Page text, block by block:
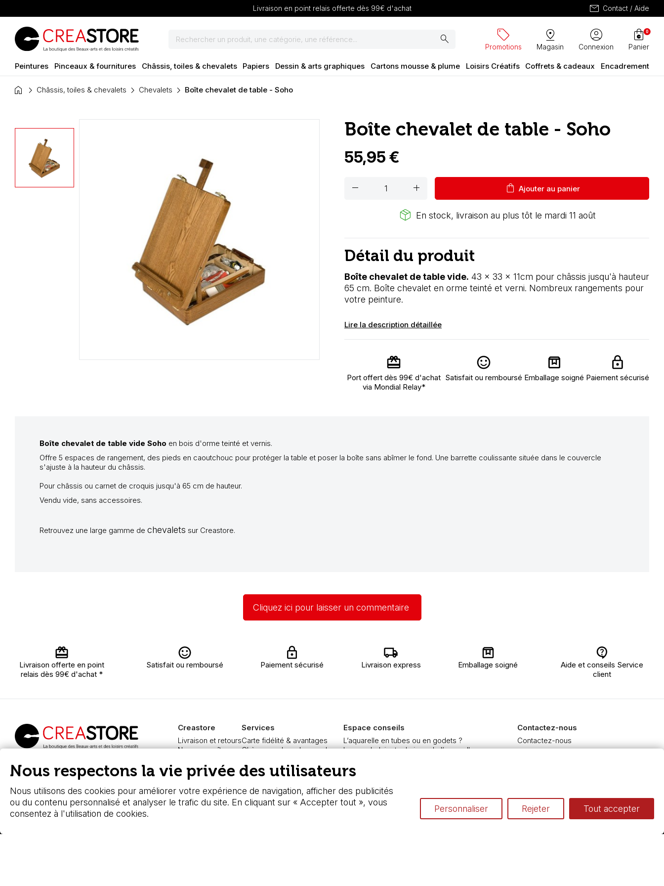
Livraison en point relais offerte dès 99€ d'achat mail Contact / Aide
search sell
Promotions
pin_drop
Magasin
account_circle
Connexion
shopping_bag
Panier
0
Peintures Pinceaux & fournitures Châssis, toiles & chevalets Papiers Dessin & arts graphiques Cartons mousse & plume Loisirs Créatifs Coffrets & cadeaux Encadrement
home Châssis, toiles & chevalets Chevalets Boîte chevalet de table - Soho
Boîte chevalet de table - Soho
55,95 €
remove add shopping_bag Ajouter au panier
package_2 En stock, livraison au plus tôt le mardi 11 août
Détail du produit
Boîte chevalet de table vide. 43 x 33 x 11cm pour châssis jusqu'à hauteur
65 cm. Boîte chevalet en orme teinté et verni. Nombreux rangements pour
votre peinture.
Lire la description détaillée
Port offert dès 99€ d'achat
via Mondial Relay*
Satisfait ou remboursé Emballage soigné Paiement sécurisé
Boîte chevalet de table vide Soho en bois d'orme teinté et vernis.
Offre 5 espaces de rangement, des pieds en caoutchouc pour protéger la table et poser la boîte sans abîmer le fond. Une barrette coulissante située dans le couvercle
s'ajuste à la hauteur du châssis.
Pour châssis ou carnet de croquis jusqu'à 65 cm de hauteur.
Vendu vide, sans accessoires.
Retrouvez une large gamme de chevalets sur Creastore.
Cliquez ici pour laisser un commentaire
Livraison offerte en point
relais dès 99€ d'achat *
Satisfait ou remboursé Paiement sécurisé Livraison express Emballage soigné
Aide et conseils Service
client
fournitures beaux-arts
Creastore
Livraison et retours
Nous connaître
FAQ
Boutique à Angers
Services
Carte fidélité & avantages
Chèque cadeau, bon cadeaux
Pass culture - mode d'emploi
Nos promotions en cours
Espace conseils
L’aquarelle en tubes ou en godets ?
Le vocabulaire technique de l’aquarelle
Préparer une toile pour peinture à l'huile et acrylique
Nettoyage et entretien des pinceaux
Contactez-nous
Contactez-nous
Nous respectons la vie privée des utilisateurs
Nous utilisons des cookies pour améliorer votre expérience de navigation, afficher des publicités
ou du contenu personnalisé et analyser le trafic du site. En cliquant sur « Accepter tout », vous
consentez à l'utilisation de cookies.
Personnaliser Rejeter Tout accepter